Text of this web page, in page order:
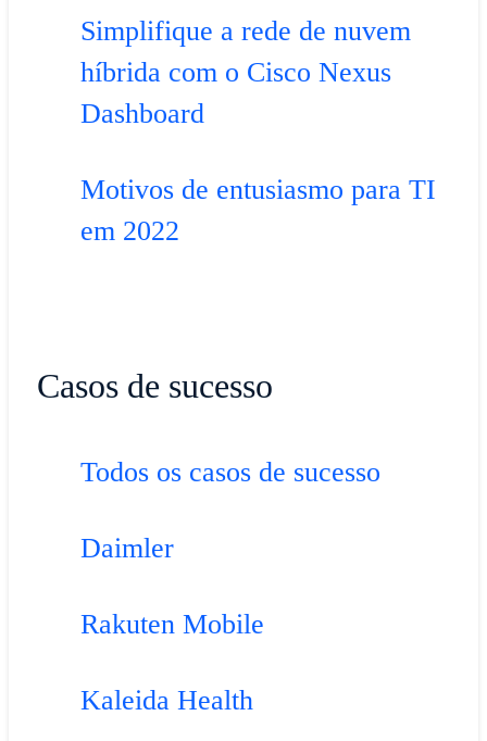
Simplifique a rede de nuvem
híbrida com o Cisco Nexus
Dashboard
Motivos de entusiasmo para TI
em 2022
Casos de sucesso
Todos os casos de sucesso
Daimler
Rakuten Mobile
Kaleida Health